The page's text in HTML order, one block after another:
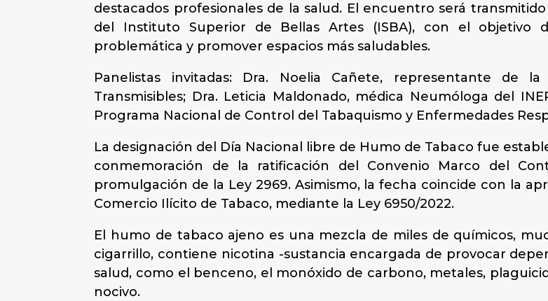
destacados profesionales de la salud. El encuentro será
del Instituto Superior de Bellas Artes (ISBA), con el objetivo
problemática y promover espacios más saludables.
Panelistas invitadas: ​Dra. Noelia Cañete, representante de
Transmisibles; ​Dra. Leticia Maldonado, médica Neumóloga del
Programa Nacional de Control del Tabaquismo y Enfermedades
La designación del Día Nacional libre de Humo de Tabaco fue
conmemoración de la ratificación del Convenio Marco del
promulgación de la Ley 2969. Asimismo, la fecha coincide con la
Comercio Ilícito de Tabaco, mediante la Ley 6950/2022.
El humo de tabaco ajeno es una mezcla de miles de químicos,
cigarrillo, contiene nicotina -sustancia encargada de provocar
salud, como el benceno, el monóxido de carbono, metales,
nocivo.